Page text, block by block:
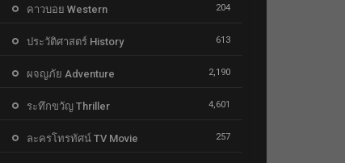
คาวบอย Western 204
ประวัติศาสตร์ History 613
ผจญภัย Adventure 2,190
ระทึกขวัญ Thriller 4,601
ละครโทรทัศน์ TV Movie 257